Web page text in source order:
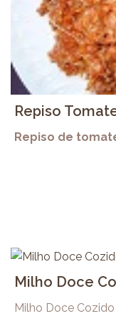
Repiso
Repiso de
Milho Doce
Milho Doce